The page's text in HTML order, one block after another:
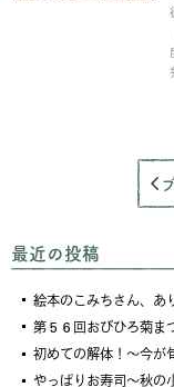
最近の投稿
絵本のこみちさん、あ
第５６回おびひろ菊ま
初めての解体！～今が
やっぱりお寿司～秋の